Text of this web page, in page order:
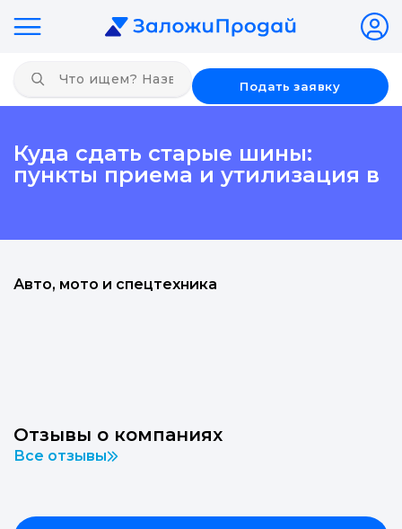
Подать заявку
Куда сдать старые шины:
пункты приема и утилизация в
Авто, мото и спецтехника
Отзывы о компаниях
Все отзывы